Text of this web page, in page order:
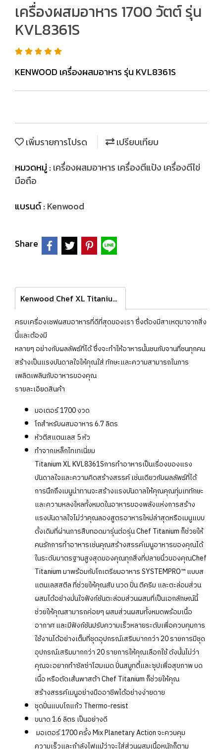
เครื่องผสมอาหาร 1700 วัตต์ รุ่น
KVL8361S
KENWOOD เครื่องผสมอาหาร รุ่น KVL8361S
เพิ่มรายการโปรด
เปรียบเทียบ
หมวดหมู่ : เครื่องผสมอาหาร เครื่องตีแป้ง เครื่องตีไข่
มือถือ
แบรนด์ : Kenwood
Share
Kenwood Chef XL Titanium รุ่น KVL8361S
ครบเครื่องเชฟผสมอาหารที่ดีที่สุดของเรา ซึ่งต้องมีสาเหตุมาจากสิ่ง
นี้และต้องมี
หลายๆ อย่างกับผลลัพธ์ที่ได้ ซึ่งจะทำให้อาหารนั้นชนกับจานที่ชนทุกคน
สร้างเป็นแรงบันดาลใจให้คุณใส่ ทักษะและความสามารถในการ
เพลิดเพลินกับอาหารของคุณ
รายละเอียดสินค้า
มอเตอร์ 1700 งวด
โถสำหรับผสมอาหาร 6.7 ลิตร
หัวตีสแตนเลส 5 หัว
ทำจากเหล็กไทเทเนี่ยม
Titanium XL KVL8361Sการทำอาหารเป็นเรื่องของแรง
บันดาลใจและความคิดสร้างสรรค์ เช่นเดียวกับผลลัพธ์ที่ได้
การนึกถึงเมนูน่าทานจะสร้างแรงบันดาลให้คุณคุณทุ่มเททักษะ
และความหลงใหลทั้งหมดในอาหารของพลังแห่งการสร้าง
แรงบันดาลใจไม่ว่าคุณลองสูตรอาหารใหม่ล่าสุดหรือเมนูแบบ
ดั้งเดิมที่ผ่านการสืบทอดมารุ่นต่อรุ่น Chef Titanium ก็ช่วยให้
คนรักการทำอาหารเช่นคุณสร้างสรรค์เมนูอาหารของคุณได้
ในระดับมาตรฐานสูงสุดของคุณทุกสิ่งที่ปลายนิ้วของคุณChef
Titanium มาพร้อมกับโถเตรียมอาหาร SYSTEMPRO™ แบบส
แตนเลสสตีล ที่ช่วยให้คุณสับ นวด ปั่น ตีครีม และตะล่อมส่วน
ผสมได้อย่างมั่นใจฟังก์ชันตะล่อมส่วนผสมที่เป็นเอกลักษณ์นี้
ช่วยให้คุณสามารถค่อยๆ ผสมส่วนผสมทั้งหมดพร้อมเนื้อ
อากาศ และมีฟังก์ชันปรับความเร็วหลายระดับเพื่อควบคุมการ
ใช้งานได้อย่างเต็มที่ชุดอุปกรณ์เสริมมากกว่า 20 รายการมีชุด
อุปกรณ์เสริมมากกว่า 20 รายการให้คุณเลือกใช้ ดังนั้นไม่ว่า
คุณจะอยากทำซัลซ่าโฮมเมด ปั่นสมูทตี้และซุปเพื่อสุขภาพ บด
เนื้อ หรือตัดเส้นพาสต้า Chef Titanium ก็ช่วยให้คุณ
สร้างสรรค์เมนูอย่างมืออาชีพได้อย่างง่ายดาย
ชุดปั่นแบบโถแก้ว Thermo-resist
ขนาด 1.6 ลิตร เป็นอย่างดี
มอเตอร์ 1700 ครั้ง Mix Planetary Action จะควบคุม
ความเร็วและกำลังไฟแม้ว่าจะใส่ส่วนผสมเนื้อหนักก็ตาม